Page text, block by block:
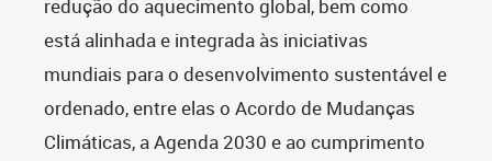
redução do aquecimento global, bem como
está alinhada e integrada às iniciativas
mundiais para o desenvolvimento sustentável e
ordenado, entre elas o Acordo de Mudanças
Climáticas, a Agenda 2030 e ao cumprimento